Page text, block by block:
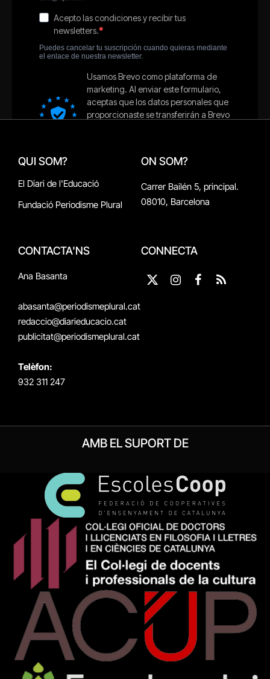
QUI SOM?
El Diari de l'Educació
Fundació Periodisme Plural
ON SOM?
Carrer Bailén 5, principal.
08010, Barcelona
CONTACTA'NS
Ana Basanta
abasanta@periodismeplural.cat
redaccio@diarieducacio.cat
publicitat@periodismeplural.cat
Telèfon:
932 311 247
CONNECTA
X
InstagramFacebook
RSS
AMB EL SUPORT DE